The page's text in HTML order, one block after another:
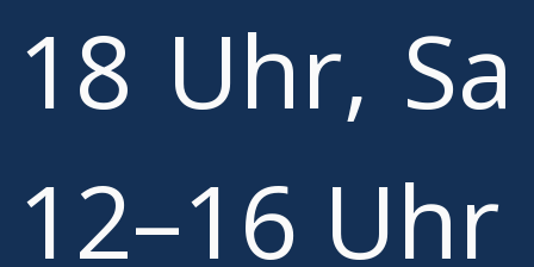
18 Uhr, Sa
12–16 Uhr